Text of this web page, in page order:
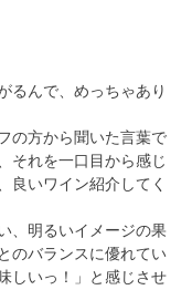
るんで、めっちゃあり
の方から聞いた言葉で
それを一口目から感じ
良いワイン紹介してく
、明るいイメージの果
のバランスに優れてい
しいっ！」と感じさせ